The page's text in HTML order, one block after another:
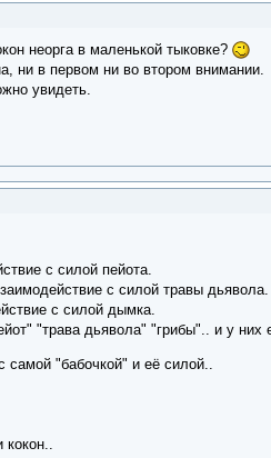
неорга в маленькой тыковке?
ни в первом ни во втором внимании.
увидеть.
с силой пейота.
с силой травы дьявола.
с силой дымка.
"трава дьявола" "грибы".. и у них
самой "бабочкой" и её силой..